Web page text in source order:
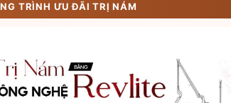
TRÌNH ƯU ĐÃI TRỊ NÁM